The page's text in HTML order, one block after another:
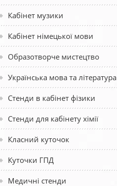
Кабінет музики
Кабінет німецької мови
Образотворче мистецтво
Українська мова та література
Стенди в кабінет фізики
Стенди для кабінету хімії
Класний куточок
Куточки ГПД
Медичні стенди